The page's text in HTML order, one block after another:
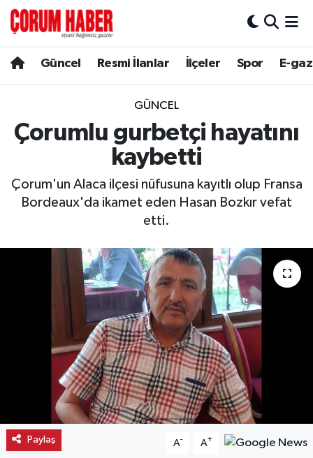
Güncel Resmi İlanlar İlçeler Spor E-
GÜNCEL
Çorumlu gurbetçi hayatını
kaybetti
Çorum'un Alaca ilçesi nüfusuna kayıtlı olup Fransa
Bordeaux'da ikamet eden Hasan Bozkır vefat
etti.
Paylaş A- A+
Spor
Resmi İlanlar
Bayat
Dodurga
Kargı
Laçin
Mecitözü
Oğuzlar
Hava Durumu
Çorum Namaz Vakitleri
Trafik Durumu
Süper Lig Puan Durumu ve Fikstür
Son Dakika Haberleri
Haber Arşivi